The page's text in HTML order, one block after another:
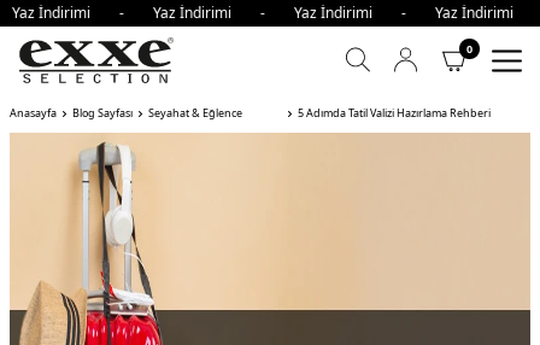
- Yaz İndirimi - Yaz İndirimi - Yaz İndirimi -
0
Anasayfa Blog Sayfası Seyahat & Eğlence 5 Adımda Tatil Valizi Hazırlama Rehberi